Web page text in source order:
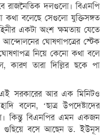
রাজনৈতিক দলগুলো। বিএনপি
কথা বলেছে সেগুলো যুক্তিসঙ্গত
একটা অংশ ক্ষমতায় যেতে
ঘোষণাপত্রের স্টেক
নিয়ে কেনো কথা বলে
কারণ তারা দিল্লির ছকে পা
এই সরকারের আর এক মিনিটও
বলেন, ‘ছাত্র উপদেষ্টাদের
কিন্তু বিএনপির এমন একজন
গুছিয়ে বসে আছেন ড. ইউনূস